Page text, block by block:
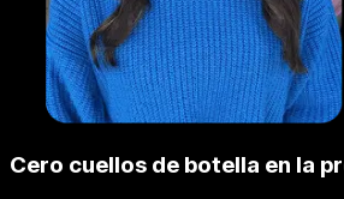
Cero cuellos de botella en la